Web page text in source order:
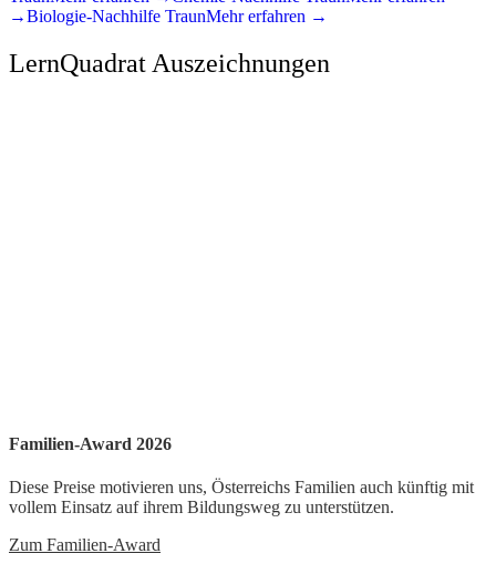
→Biologie-Nachhilfe TraunMehr erfahren →
LernQuadrat Auszeichnungen
Familien-Award 2026
Diese Preise motivieren uns, Österreichs Familien auch künftig mit
vollem Einsatz auf ihrem Bildungsweg zu unterstützen.
Zum Familien-Award